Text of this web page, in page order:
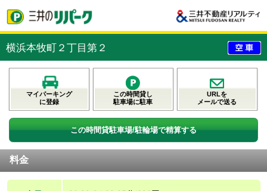
横浜本牧町２丁目第２
マイパーキング
に登録
この時間貸し
駐車場に駐車
URLを
メールで送る
この時間貸駐車場/駐輪場で精算する
料金